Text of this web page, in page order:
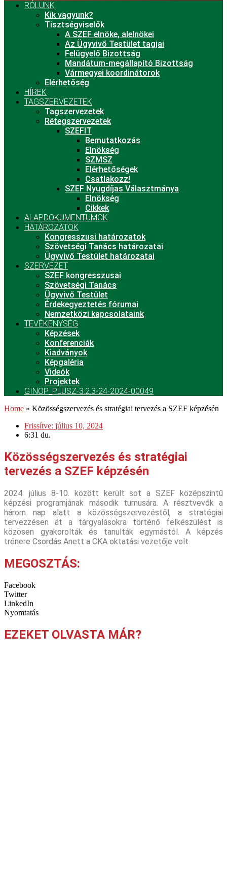
RÓLUNK
Kik vagyunk?
Tisztségviselők
A SZEF elnöke, alelnökei
Az Ügyvivő Testület tagjai
Felügyelő Bizottság
Mandátum-megállapító Bizottság
Vármegyei koordinátorok
Elérhetőség
HÍREK
TAGSZERVEZETEK
Tagszervezetek
Rétegszervezetek
SZEFIT
Bemutatkozás
Elnökség
SZMSZ
Elérhetőségek
Csatlakozz!
SZEF Nyugdíjas Választmánya
Elnökség
Cikkek
ALAPDOKUMENTUMOK
HATÁROZATOK
Kongresszusi határozatok
Szövetségi Tanács határozatai
Ügyvivő Testület határozatai
SZERVEZET
SZEF kongresszusai
Szövetségi Tanács
Ügyvivő Testület
Érdekegyeztetés fórumai
Nemzetközi kapcsolataink
TEVÉKENYSÉG
Képzések
Konferenciák
Kiadványok
Képgaléria
Videók
Projektek
GINOP_PLUSZ-3.2.3-24-2024-00049
Home » Közösségszervezés és stratégiai tervezés a SZEF képzésén
Frissítve: július 10, 2024
6:31 du.
Közösségszervezés és stratégiai
tervezés a SZEF képzésén
2024. július 8-10. között került sot a SZEF középszintű
képzési programjának második turnusára. A résztvevők a
három nap alatt a közösségszervezéstől, a stratégiai
tervezzésen át a tárgyalásokra történő felkészülést is
közösen gyakorolták és tanulták egymástól. A képzés
trénere Csordás Anett a CKA oktatási vezetője volt.
MEGOSZTÁS:
Facebook
Twitter
LinkedIn
Nyomtatás
EZEKET OLVASTA MÁR?